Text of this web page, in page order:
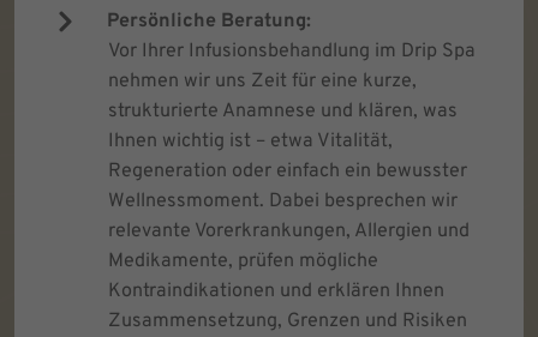
Persönliche Beratung:
Vor Ihrer Infusionsbehandlung im Drip Spa
nehmen wir uns Zeit für eine kurze,
strukturierte Anamnese und klären, was
Ihnen wichtig ist – etwa Vitalität,
Regeneration oder einfach ein bewusster
Wellnessmoment. Dabei besprechen wir
relevante Vorerkrankungen, Allergien und
Medikamente, prüfen mögliche
Kontraindikationen und erklären Ihnen
Zusammensetzung, Grenzen und Risiken